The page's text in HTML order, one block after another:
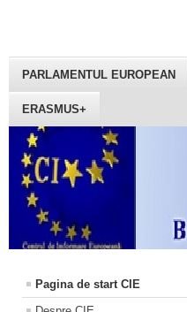
PARLAMENTUL EUROPEAN
ERASMUS+
Pagina de start CIE